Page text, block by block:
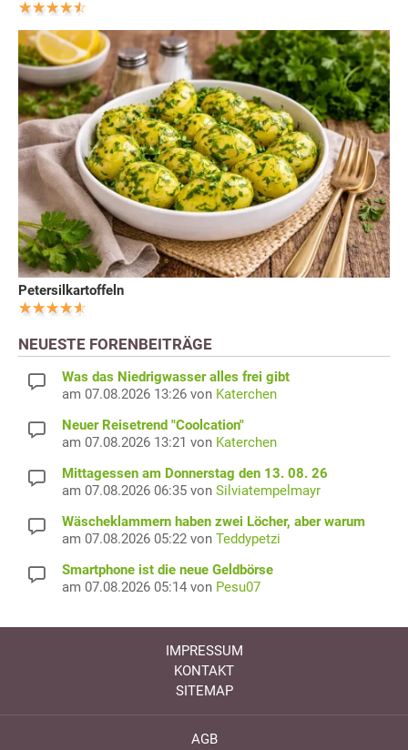
Petersilkartoffeln
NEUESTE FORENBEITRÄGE
Was das Niedrigwasser alles frei gibt
am 07.08.2026 13:26 von Katerchen
Neuer Reisetrend "Coolcation"
am 07.08.2026 13:21 von Katerchen
Mittagessen am Donnerstag den 13. 08. 26
am 07.08.2026 06:35 von Silviatempelmayr
Wäscheklammern haben zwei Löcher, aber warum
am 07.08.2026 05:22 von Teddypetzi
Smartphone ist die neue Geldbörse
am 07.08.2026 05:14 von Pesu07
IMPRESSUM
KONTAKT
SITEMAP
AGB